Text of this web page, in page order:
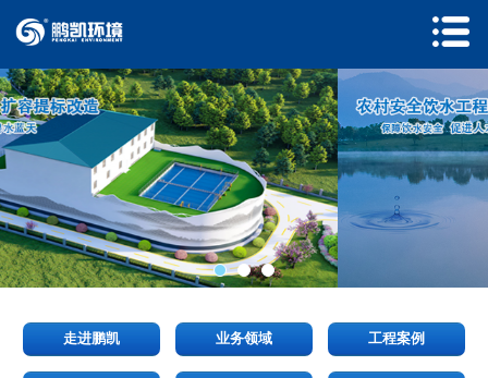
走进鹏凯 业务领域 工程案例